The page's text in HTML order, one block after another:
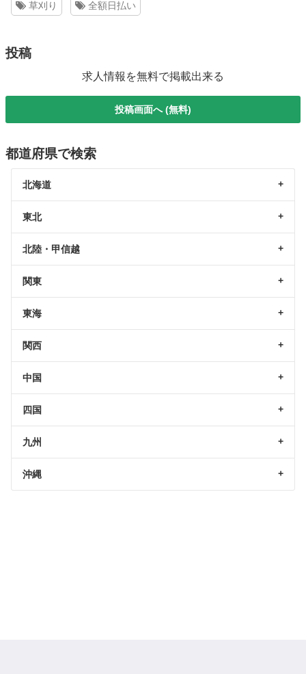
草刈り 全額日払い
投稿
求人情報を無料で掲載出来る
投稿画面へ (無料)
都道府県で検索
北海道
東北
北陸・甲信越
関東
東海
関西
中国
四国
九州
沖縄